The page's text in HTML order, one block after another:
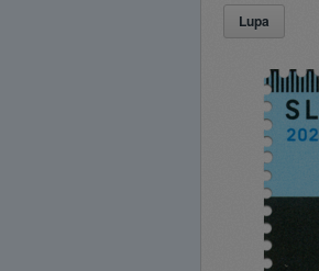
Lupa